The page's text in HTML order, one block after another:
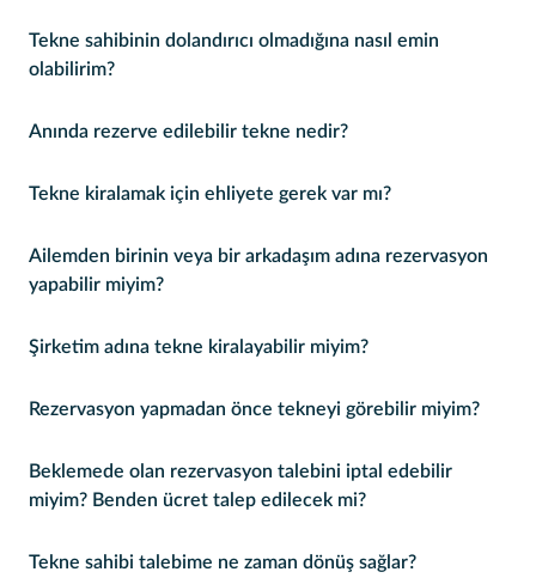
Tekne sahibinin dolandırıcı olmadığına nasıl emin
olabilirim?
Anında rezerve edilebilir tekne nedir?
Tekne kiralamak için ehliyete gerek var mı?
Ailemden birinin veya bir arkadaşım adına rezervasyon
yapabilir miyim?
Şirketim adına tekne kiralayabilir miyim?
Rezervasyon yapmadan önce tekneyi görebilir miyim?
Beklemede olan rezervasyon talebini iptal edebilir
miyim? Benden ücret talep edilecek mi?
Tekne sahibi talebime ne zaman dönüş sağlar?